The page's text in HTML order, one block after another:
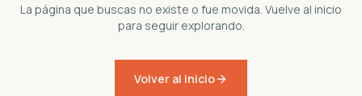
La página que buscas no existe o fue movida. Vuelve al inicio
para seguir explorando.
Volver al inicio